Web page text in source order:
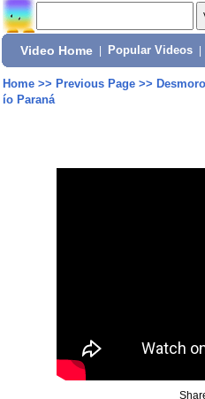
Video Home Popular Videos
Home>> Previous Page>>
ío Paraná